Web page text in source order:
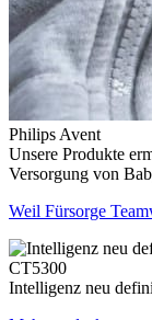
Philips Avent
Unsere Produkte
Versorgung von
Weil Fürsorge
CT5300
Intelligenz neu